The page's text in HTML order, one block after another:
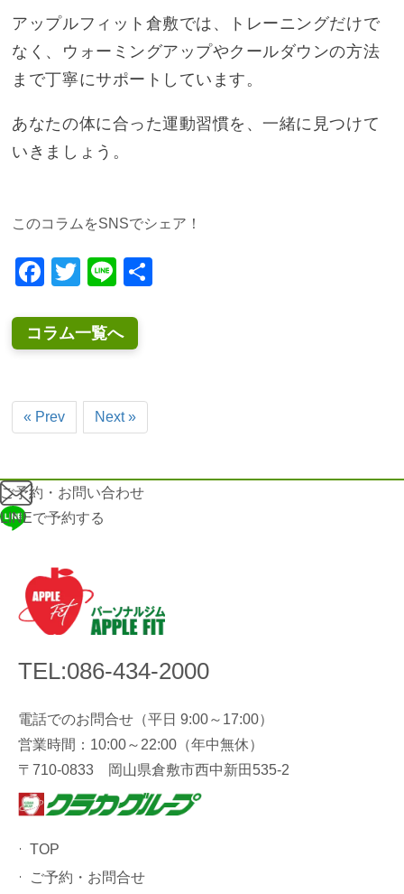
アップルフィット倉敷では、トレーニングだけで
なく、ウォーミングアップやクールダウンの方法
まで丁寧にサポートしています。
あなたの体に合った運動習慣を、一緒に見つけて
いきましょう。
このコラムをSNSでシェア！
Facebook
Twitter
Line
コラム一覧へ
« Prev Next »
ご予約・お問い合わせ
LINEで予約する
TEL:086-434-2000
電話でのお問合せ（平日 9:00～17:00）
営業時間：10:00～22:00（年中無休）
〒710-0833 岡山県倉敷市西中新田535-2
TOP
ご予約・お問合せ